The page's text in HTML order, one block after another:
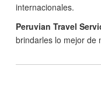
internacionales.
Peruvian Travel
brindarles lo mejor de